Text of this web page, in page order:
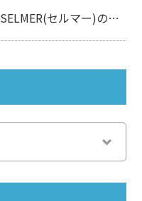
SELMER(セルマー)のRecital B♭について【クラリネット】